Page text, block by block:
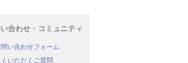
合わせ・コミュニティ
問い合わせフォーム
くいただくご質問